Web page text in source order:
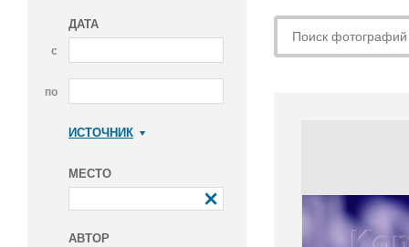
ДАТА
с
по
ИСТОЧНИК
МЕСТО
АВТОР